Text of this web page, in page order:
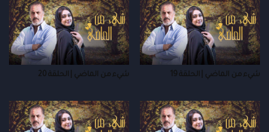
شيء من الماضي | الحلقة 19 شيء من الماضي | الحلقة 20